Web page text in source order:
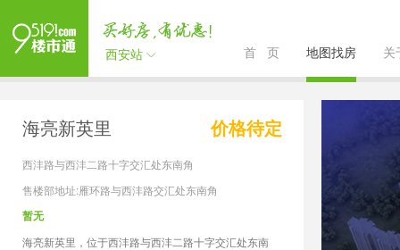
西安站 首 页 地图找房 关
海亮新英里 价格待定
西沣路与西沣二路十字交汇处东南角
售楼部地址:雁环路与西沣路交汇处东南角
暂无
海亮新英里，位于西沣路与西沣二路十字交汇处东南